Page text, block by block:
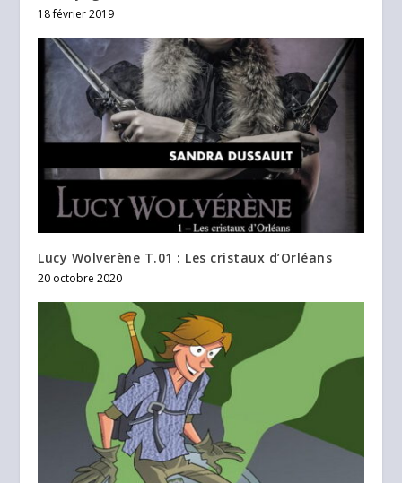
18 février 2019
Lucy Wolverène T.01 : Les cristaux d’Orléans
20 octobre 2020